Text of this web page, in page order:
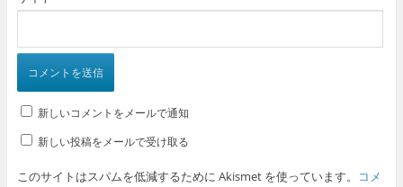
新しいコメントをメールで通知
新しい投稿をメールで受け取る
このサイトはスパムを低減するために Akismet を使っています。
コメ